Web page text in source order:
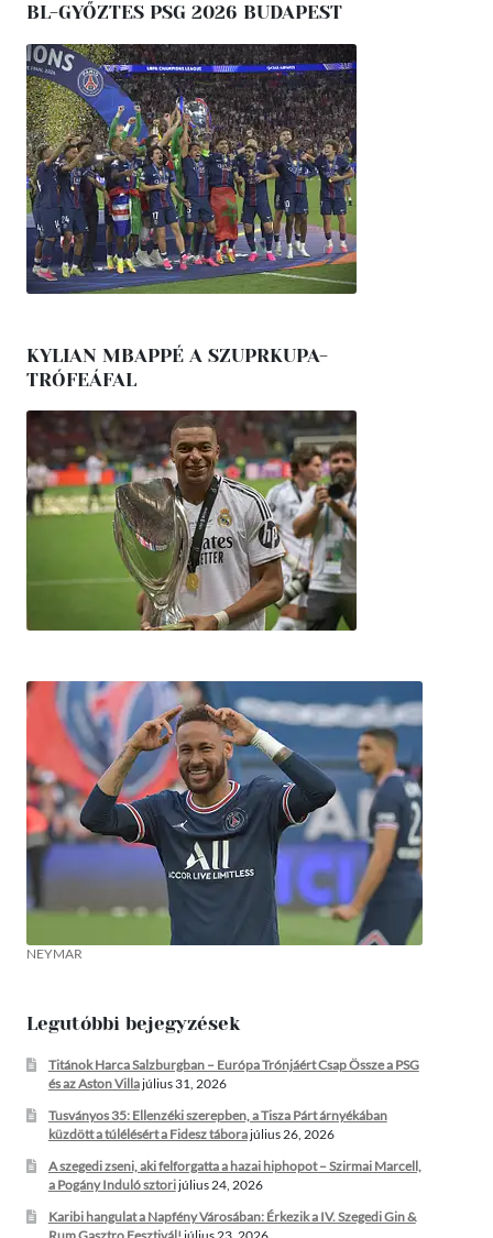
BL-GYŐZTES PSG 2026 BUDAPEST
KYLIAN MBAPPÉ A SZUPRKUPA-
TRÓFEÁFAL
NEYMAR
Legutóbbi bejegyzések
Titánok Harca Salzburgban – Európa Trónjáért Csap Össze a PSG
és az Aston Villajúlius 31, 2026
Tusványos 35: Ellenzéki szerepben, a Tisza Párt árnyékában
küzdött a túlélésért a Fidesz táborajúlius 26, 2026
A szegedi zseni, aki felforgatta a hazai hiphopot – Szirmai Marcell,
a Pogány Induló sztorijúlius 24, 2026
Karibi hangulat a Napfény Városában: Érkezik a IV. Szegedi Gin &